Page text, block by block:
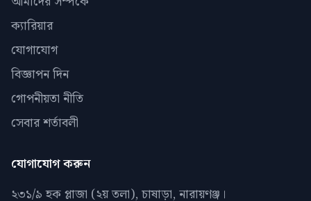
ক্যারিয়ার
যোগাযোগ
বিজ্ঞাপন দিন
গোপনীয়তা নীতি
সেবার শর্তাবলী
যোগাযোগ করুন
২৩১/৯ হক প্লাজা (২য় তলা), চাষাড়া, নারায়ণঞ্জ।